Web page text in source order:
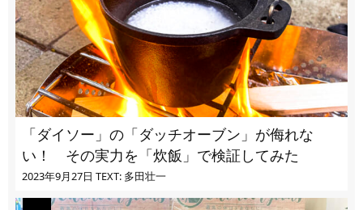
「ダイソー」の「ダッチオーブン」が侮れな
い！ その実力を「炊飯」で検証してみた
2023年9月27日 TEXT: 多田壮一